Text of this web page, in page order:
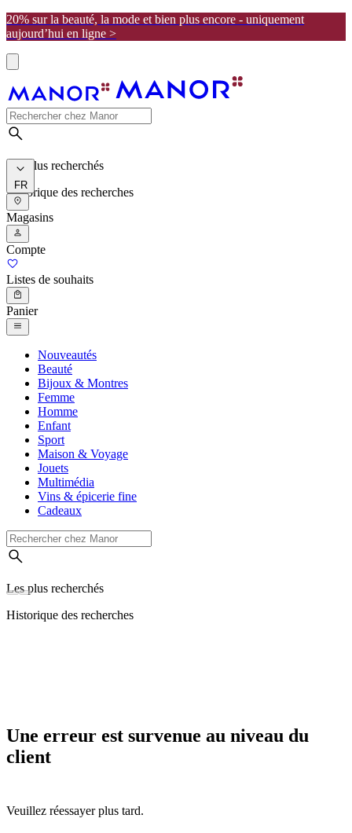
20% sur la beauté, la mode et bien plus encore - uniquement
aujourd’hui en ligne >
Les plus recherchés
Historique des recherches
FR
Magasins
Compte
Listes de souhaits
Panier
Nouveautés
Beauté
Bijoux & Montres
Femme
Homme
Enfant
Sport
Maison & Voyage
Jouets
Multimédia
Vins & épicerie fine
Cadeaux
Les plus recherchés
Historique des recherches
Une erreur est survenue au niveau du
client
Veuillez réessayer plus tard.